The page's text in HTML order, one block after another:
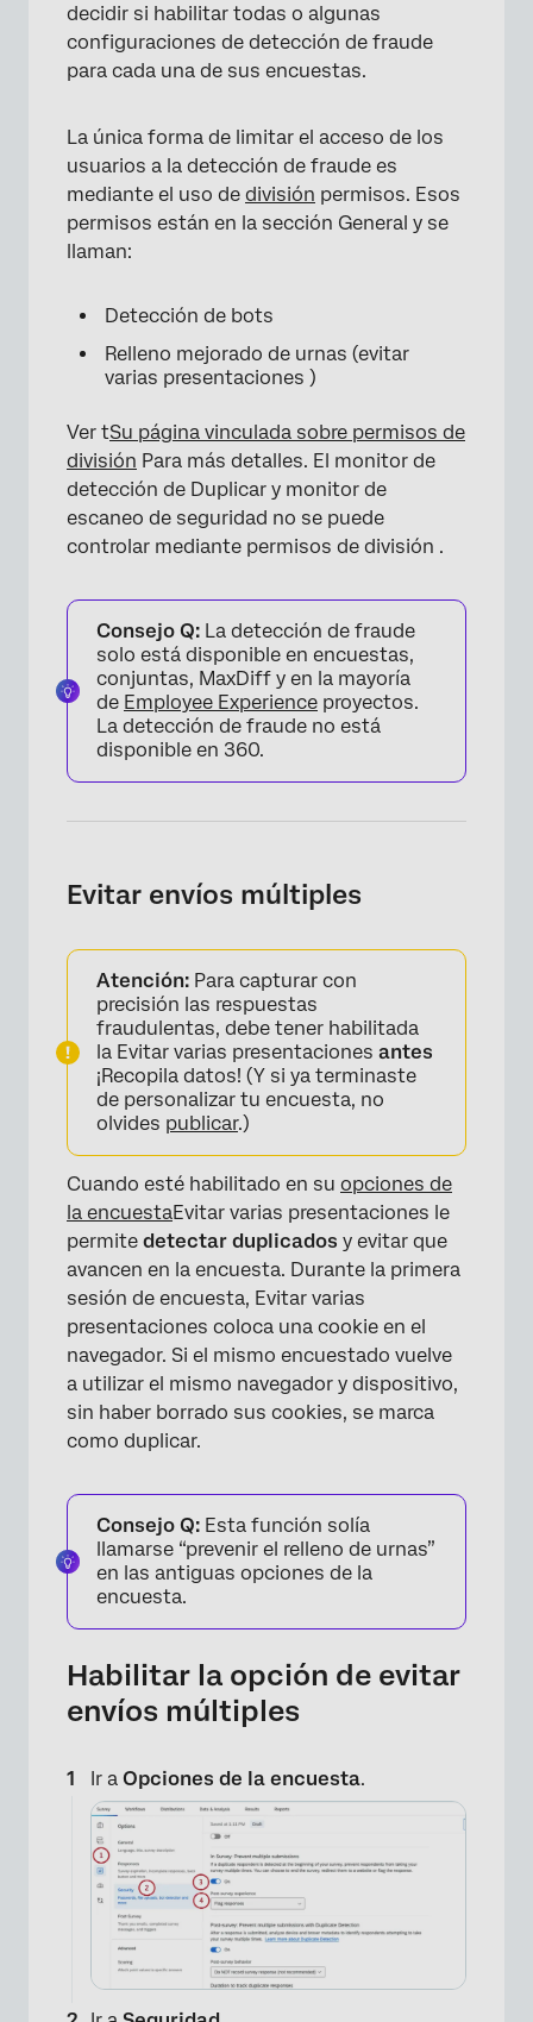
decidir si habilitar todas o algunas
configuraciones de detección de fraude
para cada una de sus encuestas.
La única forma de limitar el acceso de los
usuarios a la detección de fraude es
mediante el uso de división permisos. Esos
permisos están en la sección General y se
llaman:
Detección de bots
Relleno mejorado de urnas (evitar
varias presentaciones )
Ver tSu página vinculada sobre permisos de
división Para más detalles. El monitor de
detección de Duplicar y monitor de
escaneo de seguridad no se puede
controlar mediante permisos de división .
Consejo Q: La detección de fraude
solo está disponible en encuestas,
conjuntas, MaxDiff y en la mayoría
de Employee Experience proyectos.
La detección de fraude no está
disponible en 360.
Evitar envíos múltiples
Atención: Para capturar con
precisión las respuestas
fraudulentas, debe tener habilitada
la Evitar varias presentaciones antes
¡Recopila datos! (Y si ya terminaste
de personalizar tu encuesta, no
olvides publicar.)
Cuando esté habilitado en su opciones de
la encuestaEvitar varias presentaciones le
permite detectar duplicados y evitar que
avancen en la encuesta. Durante la primera
sesión de encuesta, Evitar varias
presentaciones coloca una cookie en el
navegador. Si el mismo encuestado vuelve
a utilizar el mismo navegador y dispositivo,
sin haber borrado sus cookies, se marca
como duplicar.
Consejo Q: Esta función solía
llamarse “prevenir el relleno de urnas”
en las antiguas opciones de la
encuesta.
Habilitar la opción de evitar
envíos múltiples
Ir a Opciones de la encuesta.